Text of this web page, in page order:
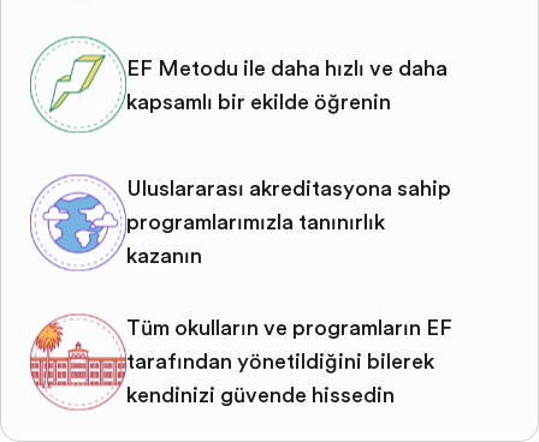
EF Metodu ile daha hızlı ve daha
kapsamlı bir şekilde öğrenin
Uluslararası akreditasyona sahip
programlarımızla tanınırlık
kazanın
Tüm okulların ve programların EF
tarafından yönetildiğini bilerek
kendinizi güvende hissedin